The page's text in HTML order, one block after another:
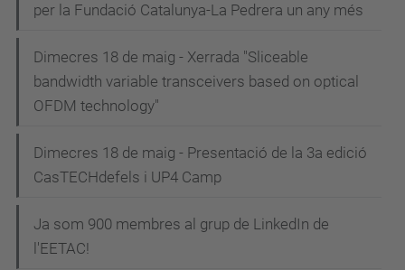
c
per la Fundació Catalunya-La Pedrera un any més
Dimecres 18 de maig - Xerrada "Sliceable
bandwidth variable transceivers based on optical
OFDM technology"
Dimecres 18 de maig - Presentació de la 3a edició
CasTECHdefels i UP4 Camp
Ja som 900 membres al grup de LinkedIn de
l'EETAC!